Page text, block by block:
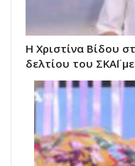
Η Χριστίνα Βίδου
δελτίου του ΣΚΑΪ